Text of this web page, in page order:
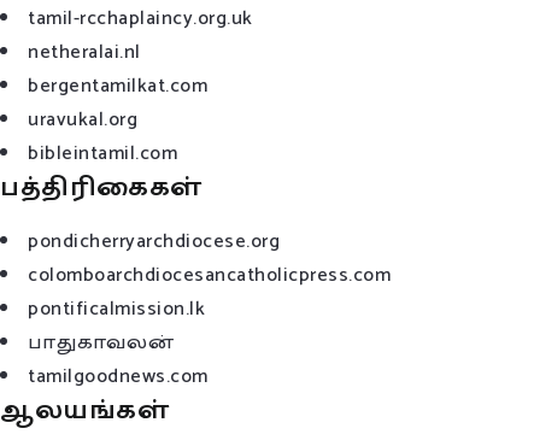
tamil-rcchaplaincy.org.uk
netheralai.nl
bergentamilkat.com
uravukal.org
bibleintamil.com
பத்திரிகைகள்
pondicherryarchdiocese.org
colomboarchdiocesancatholicpress.com
pontificalmission.lk
பாதுகாவலன்
tamilgoodnews.com
ஆலயங்கள்